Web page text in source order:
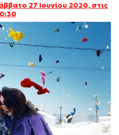
27 Ιουνίου 2020, στις